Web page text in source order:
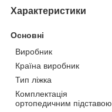
Характеристики
Основні
Виробник
Країна виробник
Тип ліжка
Комплектація
ортопедичним підставою